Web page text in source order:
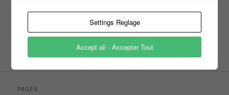
N'oubliez pas les paroles naguinoplp nrj12
Olivier Minne pékin express révélation tf1 TLMVPSP
PAGES
Settings Reglage
Accept all - Accepter Tout